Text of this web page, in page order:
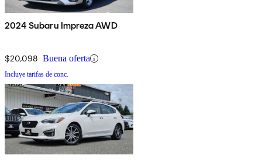
2024 Subaru Impreza AWD
$20,098 Buena oferta
Incluye tarifas de conc.